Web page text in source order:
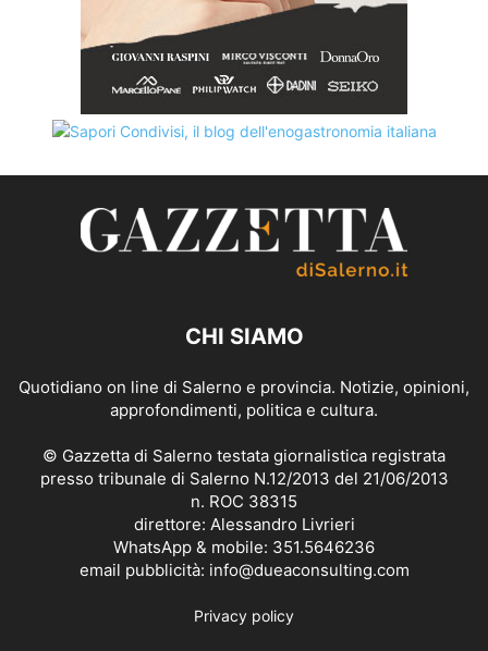
CHI SIAMO
Quotidiano on line di Salerno e provincia. Notizie, opinioni,
approfondimenti, politica e cultura.
© Gazzetta di Salerno testata giornalistica registrata
presso tribunale di Salerno N.12/2013 del 21/06/2013
n. ROC 38315
direttore: Alessandro Livrieri
WhatsApp & mobile: 351.5646236
email pubblicità: info@dueaconsulting.com
Privacy policy